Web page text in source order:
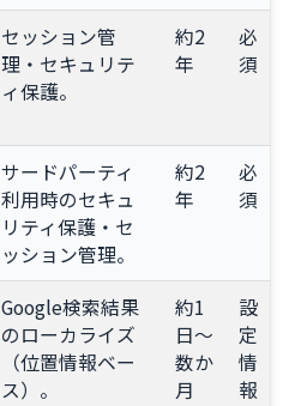
セッション管
理・セキュリテ
ィ保護。
約2
年
必
須
サードパーティ
利用時のセキュ
リティ保護・セ
ッション管理。
約2
年
必
須
Google検索結果
のローカライズ
（位置情報ベー
ス）。
約1
日〜
数か
月
設
定
情
報